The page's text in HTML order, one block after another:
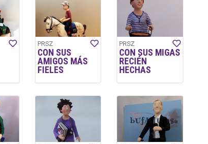
PRSZ
CON SUS
AMIGOS MÁS
FIELES
PRSZ
CON SUS MIGAS
RECIÉN
HECHAS